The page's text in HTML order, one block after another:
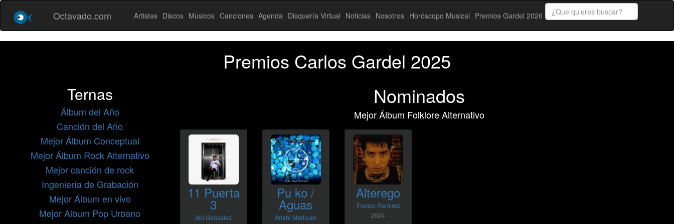
Octavado.com Artistas Discos Músicos Canciones Agenda Disquería Virtual Noticias Nosotros Horóscopo Musical Premios Gardel 2026
Premios Carlos Gardel 2025
Ternas
Álbum del Año
Canción del Año
Mejor Álbum Conceptual
Mejor Álbum Rock Alternativo
Mejor canción de rock
Ingeniería de Grabación
Mejor Álbum en vivo
Mejor Album Pop Urbano
Nominados
Mejor Álbum Folklore Alternativo
11 Puerta
3
Abi González
Pu ko /
Aguas
Anahi Mariluan
Alterego
Franco Ramirez
2024